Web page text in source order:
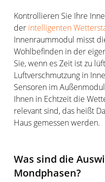
Kontrollieren Sie Ihre
der intelligenten
Innenraummodul misst
Wohlbefinden in der
Sie, wenn es Zeit ist zu
Luftverschmutzung in
Sensoren im
Ihnen in Echtzeit die
relevant sind, das heißt
Haus gemessen werden.
Was sind die
Mondphasen?